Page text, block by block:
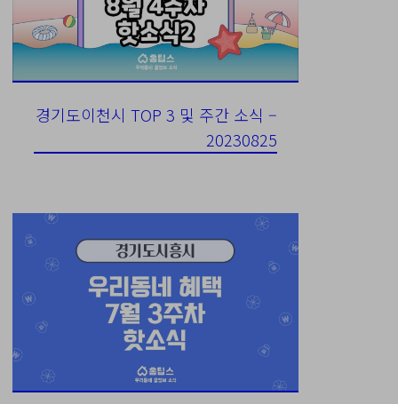
경기도이천시 TOP 3 및 주간 소식 –
20230825